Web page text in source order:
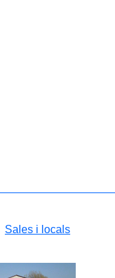
Sales i locals